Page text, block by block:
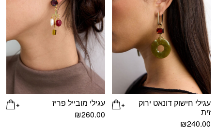
עגילי חישוק דונאט ירוק
זית
₪240.00
עגילי מובייל פריז
₪260.00